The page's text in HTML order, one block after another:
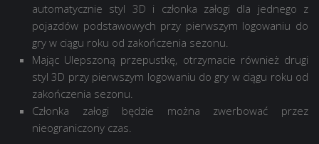
automatycznie styl 3D i członka załogi dla jednego z
pojazdów podstawowych przy pierwszym logowaniu do
gry w ciągu roku od zakończenia sezonu.
Mając Ulepszoną przepustkę, otrzymacie również drugi
styl 3D przy pierwszym logowaniu do gry w ciągu roku od
zakończenia sezonu.
Członka załogi będzie można zwerbować przez
nieograniczony czas.